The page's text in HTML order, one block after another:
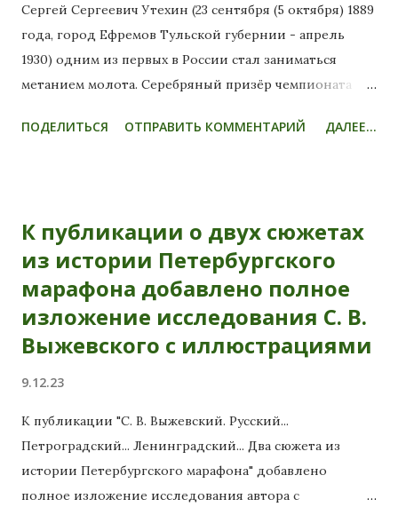
Сергей Сергеевич Утехин (23 сентября (5 октября) 1889
года, город Ефремов Тульской губернии - апрель
1930) одним из первых в России стал заниматься
метанием молота. Серебряный призёр чемпионата
молота ("Спорт", Петроград) - 27,09 м. Первый тренер
С 1925-го был первым преподавателем
факультативной дисциплины "Тяжёлая атлетика" в
этом институте. Автор книг "Основы лёгкой
легкоатлетических упражнений". Иллюстрировал эти
книги своими рисунками. Изданы в 1928-м. В 1927-м в
Ленинграде была создана первая в СССР Коллегия
действительных членов являлся Сергей Сергеевич
Утехин - блестящий организатор спорта, автор
первой в СССР книги о технике и методике лёгкой
ПОДЕЛИТЬСЯ ОТПРАВИТЬ КОММЕНТАРИЙ ДАЛЕЕ...
К публикации о двух сюжетах
из истории Петербургского
марафона добавлено полное
изложение исследования С. В.
Выжевского с иллюстрациями
9.12.23
К публикации "С. В. Выжевский. Русский...
Петроградский... Ленинградский... Два сюжета из
истории Петербургского марафона" добавлено
полное изложение исследования автора с